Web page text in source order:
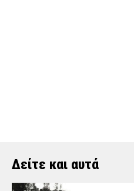
Δείτε και αυτά